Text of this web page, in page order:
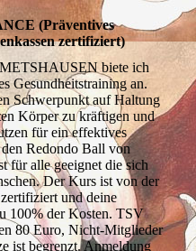
(Präventives
zertifiziert)
biete ich
Gesundheitstraining an.
Schwerpunkt auf Haltung
Körper zu kräftigen und
für ein effektives
Redondo Ball von
für alle geeignet die sich
Der Kurs ist von der
und deine
100% der Kosten. TSV
80 Euro, Nicht-Mitglieder
ist begrenzt. Anmeldung